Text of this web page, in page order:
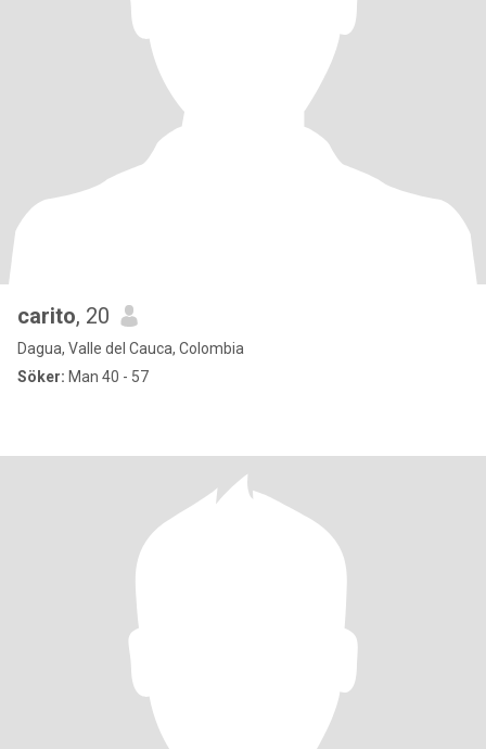
carito, 20
Dagua, Valle del Cauca, Colombia
Söker: Man 40 - 57